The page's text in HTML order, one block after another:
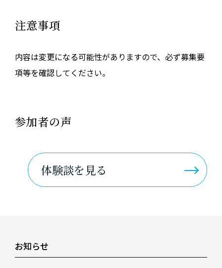
注意事項
内容は変更になる可能性がありますので、必ず募集要
項等を確認してください。
参加者の声
体験談を見る
お知らせ